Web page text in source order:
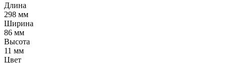
Длина
298 мм
Ширина
86 мм
Высота
11 мм
Цвет